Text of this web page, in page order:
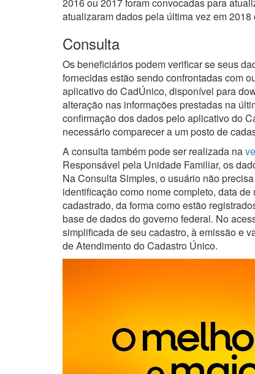
atualizaram dados pela última vez em
Consulta
Os beneficiários podem verificar se seus
fornecidas estão sendo confrontadas com
aplicativo do CadÚnico, disponível para
alteração nas informações prestadas na
confirmação dos dados pelo aplicativo do
necessário comparecer a um posto de
A consulta também pode ser realizada na
Responsável pela Unidade Familiar, os
Na Consulta Simples, o usuário não
identificação como nome completo, data
cadastrado, da forma como estão
base de dados do governo federal. No
simplificada de seu cadastro, à emissão e
de Atendimento do Cadastro Único.